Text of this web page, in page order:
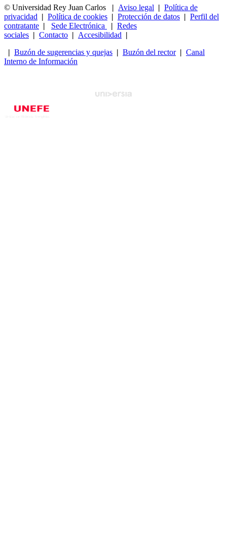
© Universidad Rey Juan Carlos
| Aviso legal | Política de
privacidad | Política de cookies | Protección de datos | Perfil del
contratante | Sede Electrónica | Redes
sociales | Contacto | Accesibilidad |
| Buzón de sugerencias y quejas | Buzón del rector| Canal
Interno de Información